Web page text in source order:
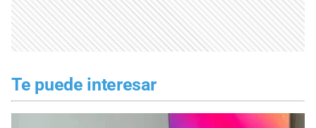
Te puede interesar